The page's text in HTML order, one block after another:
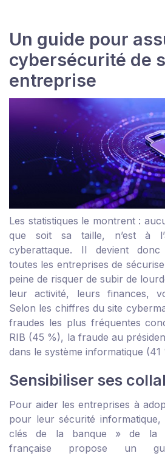
Un guide pour
cybersécurité de
entreprise
Les statistiques le montrent :
que soit sa taille, n’est à
cyberattaque. Il devient donc
toutes les entreprises de
peine de risquer de subir de
leur activité, leurs finances,
Selon les chiffres du site
fraudes les plus fréquentes
RIB (45 %), la fraude au
dans le système informatique (41
Sensibiliser ses
Pour aider les entreprises à
pour leur sécurité
clés de la banque » de la
française propose un